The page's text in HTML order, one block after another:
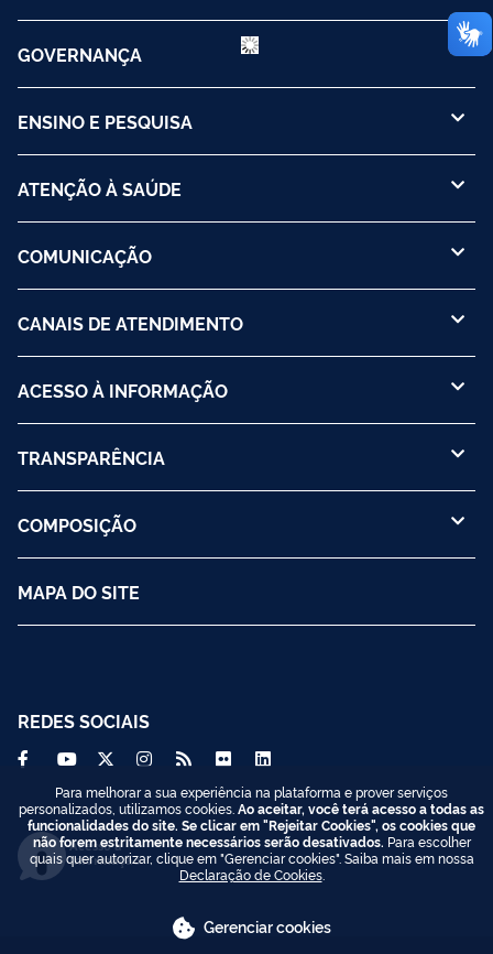
GOVERNANÇA
ENSINO E PESQUISA
ATENÇÃO À SAÚDE
COMUNICAÇÃO
CANAIS DE ATENDIMENTO
ACESSO À INFORMAÇÃO
TRANSPARÊNCIA
COMPOSIÇÃO
MAPA DO SITE
REDES SOCIAIS
Acesso à
Informação
Para melhorar a sua experiência na plataforma e prover serviços
personalizados, utilizamos cookies. Ao aceitar, você terá acesso a todas as
funcionalidades do site. Se clicar em "Rejeitar Cookies", os cookies que
não forem estritamente necessários serão desativados. Para escolher
quais quer autorizar, clique em "Gerenciar cookies". Saiba mais em nossa
Declaração de Cookies.
Gerenciar cookies